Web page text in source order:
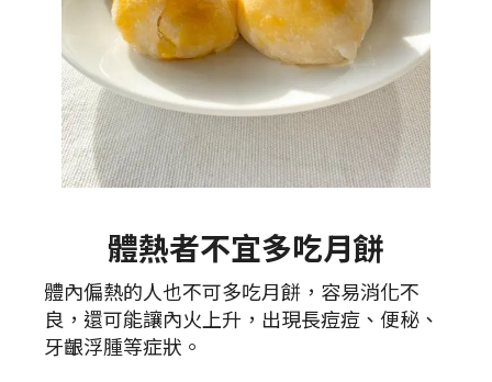
體熱者不宜多吃月餅
體內偏熱的人也不可多吃月餅，容易消化不
良，還可能讓內火上升，出現長痘痘、便秘、
牙齦浮腫等症狀。